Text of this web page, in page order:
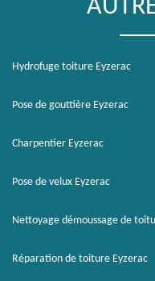
Hydrofuge toiture Eyzerac
Pose de gouttière Eyzerac
Charpentier Eyzerac
Pose de velux Eyzerac
Nettoyage démoussage de
Réparation de toiture Eyzerac